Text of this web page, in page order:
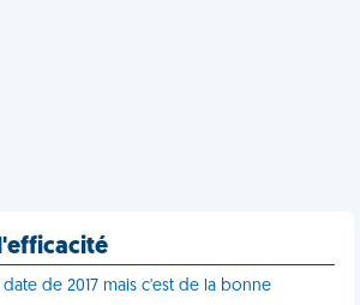
date de 2017 mais c'est de la bonne